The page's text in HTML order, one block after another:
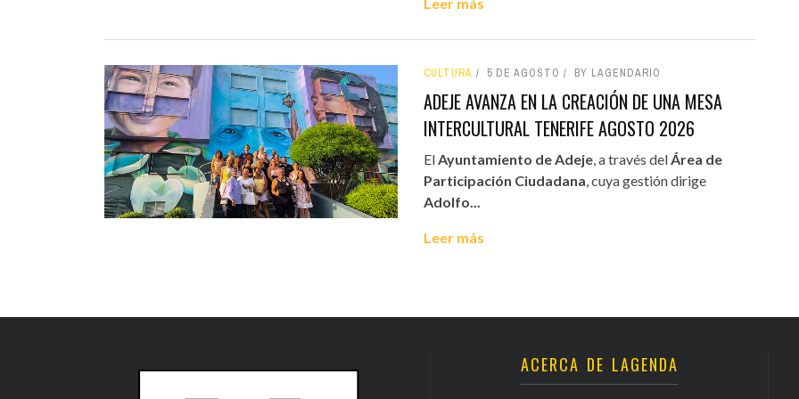
CULTURA 5 DE AGOSTO BY LAGENDARIO
ADEJE AVANZA EN LA CREACIÓN DE UNA MESA
INTERCULTURAL TENERIFE AGOSTO 2026
El Ayuntamiento de Adeje, a través del Área de
Participación Ciudadana , cuya gestión dirige
Adolfo...
Leer más
ACERCA DE LAGENDA